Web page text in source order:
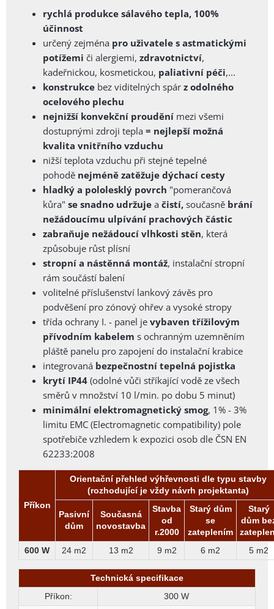
rychlá produkce sálavého tepla, 100%
účinnost
určený zejména pro uživatele s astmatickými
potížemi či alergiemi, zdravotnictví,
kadeřnickou, kosmetickou, paliativní péči,...
konstrukce bez viditelných spár z odolného
ocelového plechu
nejnižší konvekční proudění mezi všemi
dostupnými zdroji tepla = nejlepší možná
kvalita vnitřního vzduchu
nižší teplota vzduchu při stejné tepelné
pohodě nejméně zatěžuje dýchací cesty
hladký a pololesklý povrch "pomerančová
kůra" se snadno udržuje a čistí, současně brání
nežádoucímu ulpívání prachových částic
zabraňuje nežádoucí vlhkosti stěn, která
způsobuje růst plísní
stropní a nástěnná montáž, instalační stropní
rám součástí balení
volitelné příslušenství lankový závěs pro
podvěšení pro zónový ohřev a vysoké stropy
třída ochrany I. - panel je vybaven třížilovým
přívodním kabelem s ochranným uzemněním
pláště panelu pro zapojení do instalační krabice
integrovaná bezpečnostní tepelná pojistka
krytí IP44 (odolné vůči stříkající vodě ze všech
směrů v množství 10 l/min. po dobu 5 minut)
minimální elektromagnetický smog, 1% - 3%
limitu EMC (Electromagnetic compatibility) pole
spotřebiče vzhledem k expozici osob dle ČSN EN
62233:2008
Příkon
Orientační přehled výhřevnosti dle typu stavby
(rozhodující je vždy návrh projektanta)
Pasivní
dům
Současná
novostavba
Stavba
od
r.2000
Starý dům
se
zateplením
Starý
dům
600 W
24 m2 13 m2 9 m2 6 m2 5 m2
Technická specifikace
Příkon:
300 W